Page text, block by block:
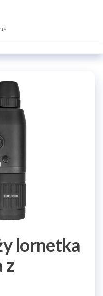
lornetka
z